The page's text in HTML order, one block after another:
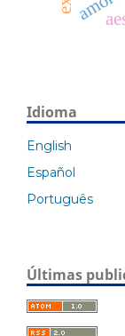
Idioma
English
Español
Português
Últimas